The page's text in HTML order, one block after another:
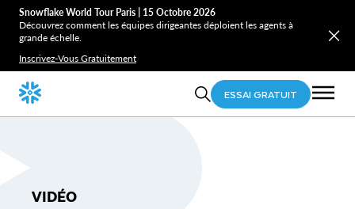
Snowflake World Tour Paris | 15 Octobre 2026
Découvrez comment les équipes dirigeantes déploient les agents à
grande échelle.
Inscrivez-Vous Gratuitement
ESSAI GRATUIT
VIDÉO